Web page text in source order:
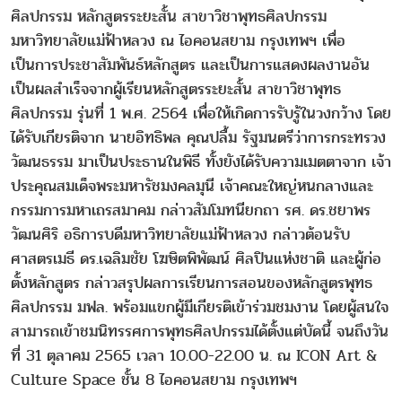
ศิลปกรรม หลักสูตรระยะสั้น สาขาวิชาพุทธศิลปกรรม
มหาวิทยาลัยแม่ฟ้าหลวง ณ ไอคอนสยาม กรุงเทพฯ เพื่อ
เป็นการประชาสัมพันธ์หลักสูตร และเป็นการแสดงผลงานอัน
เป็นผลสำเร็จจากผู้เรียนหลักสูตรระยะสั้น สาขาวิชาพุทธ
ศิลปกรรม รุ่นที่ 1 พ.ศ. 2564 เพื่อให้เกิดการรับรู้ในวงกว้าง โดย
ได้รับเกียรติจาก นายอิทธิพล คุณปลื้ม รัฐมนตรีว่าการกระทรวง
วัฒนธรรม มาเป็นประธานในพิธี ทั้งยังได้รับความเมตตาจาก เจ้า
ประคุณสมเด็จพระมหารัชมงคลมุนี เจ้าคณะใหญ่หนกลางและ
กรรมการมหาเถรสมาคม กล่าวสัมโมทนียกถา รศ. ดร.ชยาพร
วัฒนศิริ อธิการบดีมหาวิทยาลัยแม่ฟ้าหลวง กล่าวต้อนรับ
ศาสตรเมธี ดร.เฉลิมชัย โฆษิตพิพัฒน์ ศิลปินแห่งชาติ และผู้ก่อ
ตั้งหลักสูตร กล่าวสรุปผลการเรียนการสอนของหลักสูตรพุทธ
ศิลปกรรม มฟล. พร้อมแขกผู้มีเกียรติเข้าร่วมชมงาน โดยผู้สนใจ
สามารถเข้าชมนิทรรศการพุทธศิลปกรรมได้ตั้งแต่บัดนี้ จนถึงวัน
ที่ 31 ตุลาคม 2565 เวลา 10.00-22.00 น. ณ ICON Art &
Culture Space ชั้น 8 ไอคอนสยาม กรุงเทพฯ